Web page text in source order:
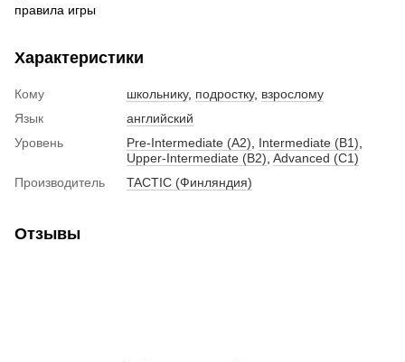
правила игры
Характеристики
Кому школьнику, подростку, взрослому
Язык
английский
Уровень
Pre-Intermediate (A2) Intermediate (B1)
Upper-Intermediate (B2) Advanced (C1)
Производитель
TACTIC (Финляндия)
Отзывы